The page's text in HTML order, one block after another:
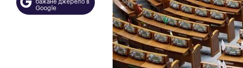
бажане джерело в
Google